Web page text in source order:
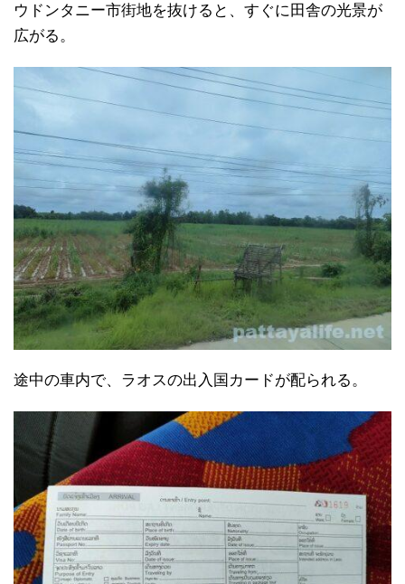
ウドンタニー市街地を抜けると、すぐに田舎の光景が
広がる。
途中の車内で、ラオスの出入国カードが配られる。